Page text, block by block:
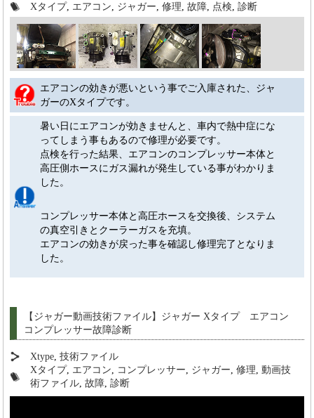
Xタイプ, エアコン, ジャガー,修理,故障, 点検,診断
エアコンの効きが悪いという事でご入庫された、ジャ
ガーのXタイプです。
暑い日にエアコンが効きませんと、車内で熱中症にな
ってしまう事もあるので修理が必要です。
点検を行った結果、エアコンのコンプレッサー本体と
高圧側ホースにガス漏れが発生している事がわかりま
した。
コンプレッサー本体と高圧ホースを交換後、システム
の真空引きとクーラーガスを充填。
エアコンの効きが戻った事を確認し修理完了となりま
した。
【ジャガー動画技術ファイル】ジャガー Xタイプ エアコン
コンプレッサー故障診断
Xtype,技術ファイル
Xタイプ, エアコン, コンプレッサー, ジャガー,修理,動画技
術ファイル,故障,診断